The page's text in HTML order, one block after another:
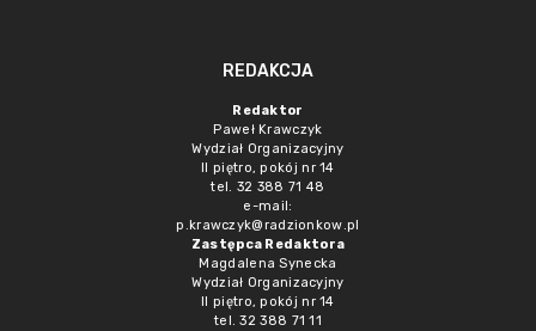
REDAKCJA
Redaktor
Paweł Krawczyk
Wydział Organizacyjny
II piętro, pokój nr 14
tel. 32 388 71 48
e-mail:
p.krawczyk@radzionkow.pl
Zastępca Redaktora
Magdalena Synecka
Wydział Organizacyjny
II piętro, pokój nr 14
tel. 32 388 71 11